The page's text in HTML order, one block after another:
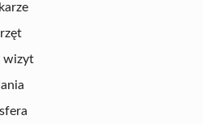
wizyt